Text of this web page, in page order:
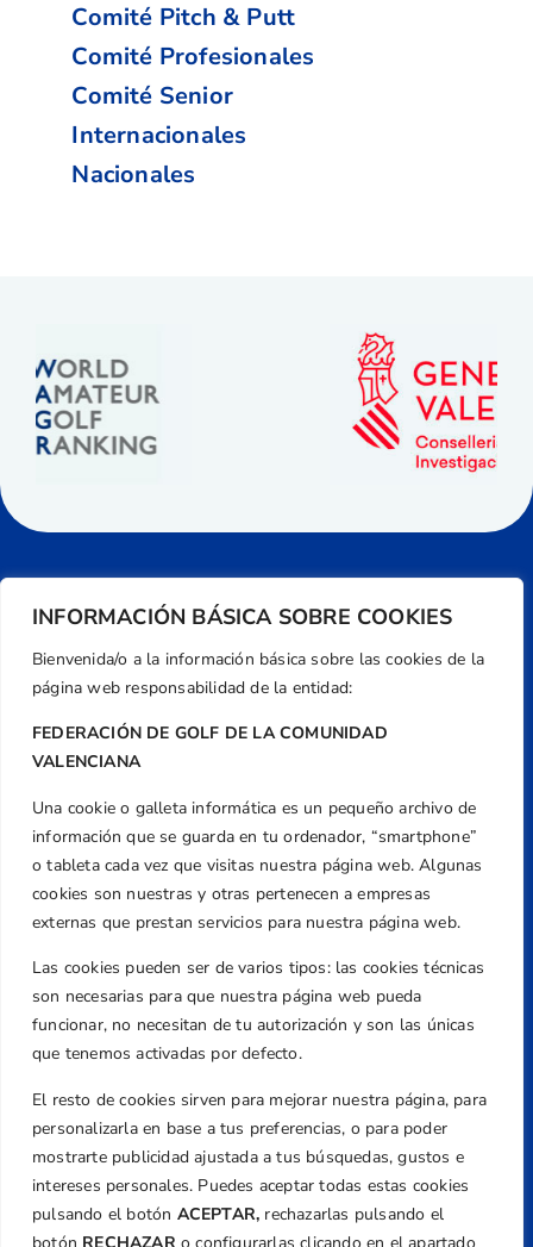
INFORMACIÓN BÁSICA SOBRE COOKIES
Bienvenida/o a la información básica sobre las cookies de la
página web responsabilidad de la entidad:
FEDERACIÓN DE GOLF DE LA COMUNIDAD
VALENCIANA
Una cookie o galleta informática es un pequeño archivo de
información que se guarda en tu ordenador, “smartphone”
o tableta cada vez que visitas nuestra página web. Algunas
cookies son nuestras y otras pertenecen a empresas
externas que prestan servicios para nuestra página web.
Las cookies pueden ser de varios tipos: las cookies técnicas
son necesarias para que nuestra página web pueda
funcionar, no necesitan de tu autorización y son las únicas
que tenemos activadas por defecto.
El resto de cookies sirven para mejorar nuestra página, para
personalizarla en base a tus preferencias, o para poder
mostrarte publicidad ajustada a tus búsquedas, gustos e
intereses personales. Puedes aceptar todas estas cookies
pulsando el botón ACEPTAR, rechazarlas pulsando el
botón RECHAZAR o configurarlas clicando en el apartado
Comité Pitch & Putt
Comité Profesionales
Comité Senior
Internacionales
Nacionales
Dirección
Centre de L´Esport, Carrer d'Isaac Peral i
Caballero, Nº 5, Despachos 2 y 3, 46980,
Valencia
Teléfono
+34 961 367 799
Email
federacion@golfcv.com
Aviso Legal
Política de Privacidad
Transparencia
Normativa